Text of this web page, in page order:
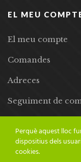
EL MEU
El meu compte
Comandes
Adreces
Seguiment de
Perquè aquest lloc
dispositius dels
cookies.